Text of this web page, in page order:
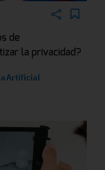
de
la privacidad?